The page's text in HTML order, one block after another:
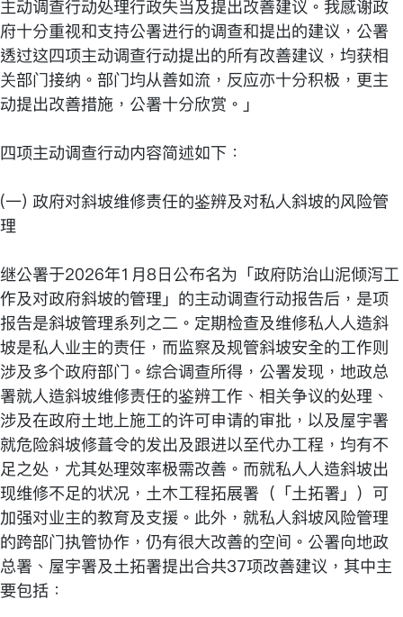
主动调查行动处理行政失当及提出改善建议。我感谢政
府十分重视和支持公署进行的调查和提出的建议，公署
透过这四项主动调查行动提出的所有改善建议，均获相
关部门接纳。部门均从善如流，反应亦十分积极，更主
动提出改善措施，公署十分欣赏。」
四项主动调查行动内容简述如下：
(一) 政府对斜坡维修责任的鉴辨及对私人斜坡的风险管
理
继公署于2026年1月8日公布名为「政府防治山泥倾泻工
作及对政府斜坡的管理」的主动调查行动报告后，是项
报告是斜坡管理系列之二。定期检查及维修私人人造斜
坡是私人业主的责任，而监察及规管斜坡安全的工作则
涉及多个政府部门。综合调查所得，公署发现，地政总
署就人造斜坡维修责任的鉴辨工作、相关争议的处理、
涉及在政府土地上施工的许可申请的审批，以及屋宇署
就危险斜坡修葺令的发出及跟进以至代办工程，均有不
足之处，尤其处理效率极需改善。而就私人人造斜坡出
现维修不足的状况，土木工程拓展署（「土拓署」）可
加强对业主的教育及支援。此外，就私人斜坡风险管理
的跨部门执管协作，仍有很大改善的空间。公署向地政
总署、屋宇署及土拓署提出合共37项改善建议，其中主
要包括：